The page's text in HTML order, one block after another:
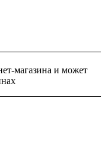
магазина и может